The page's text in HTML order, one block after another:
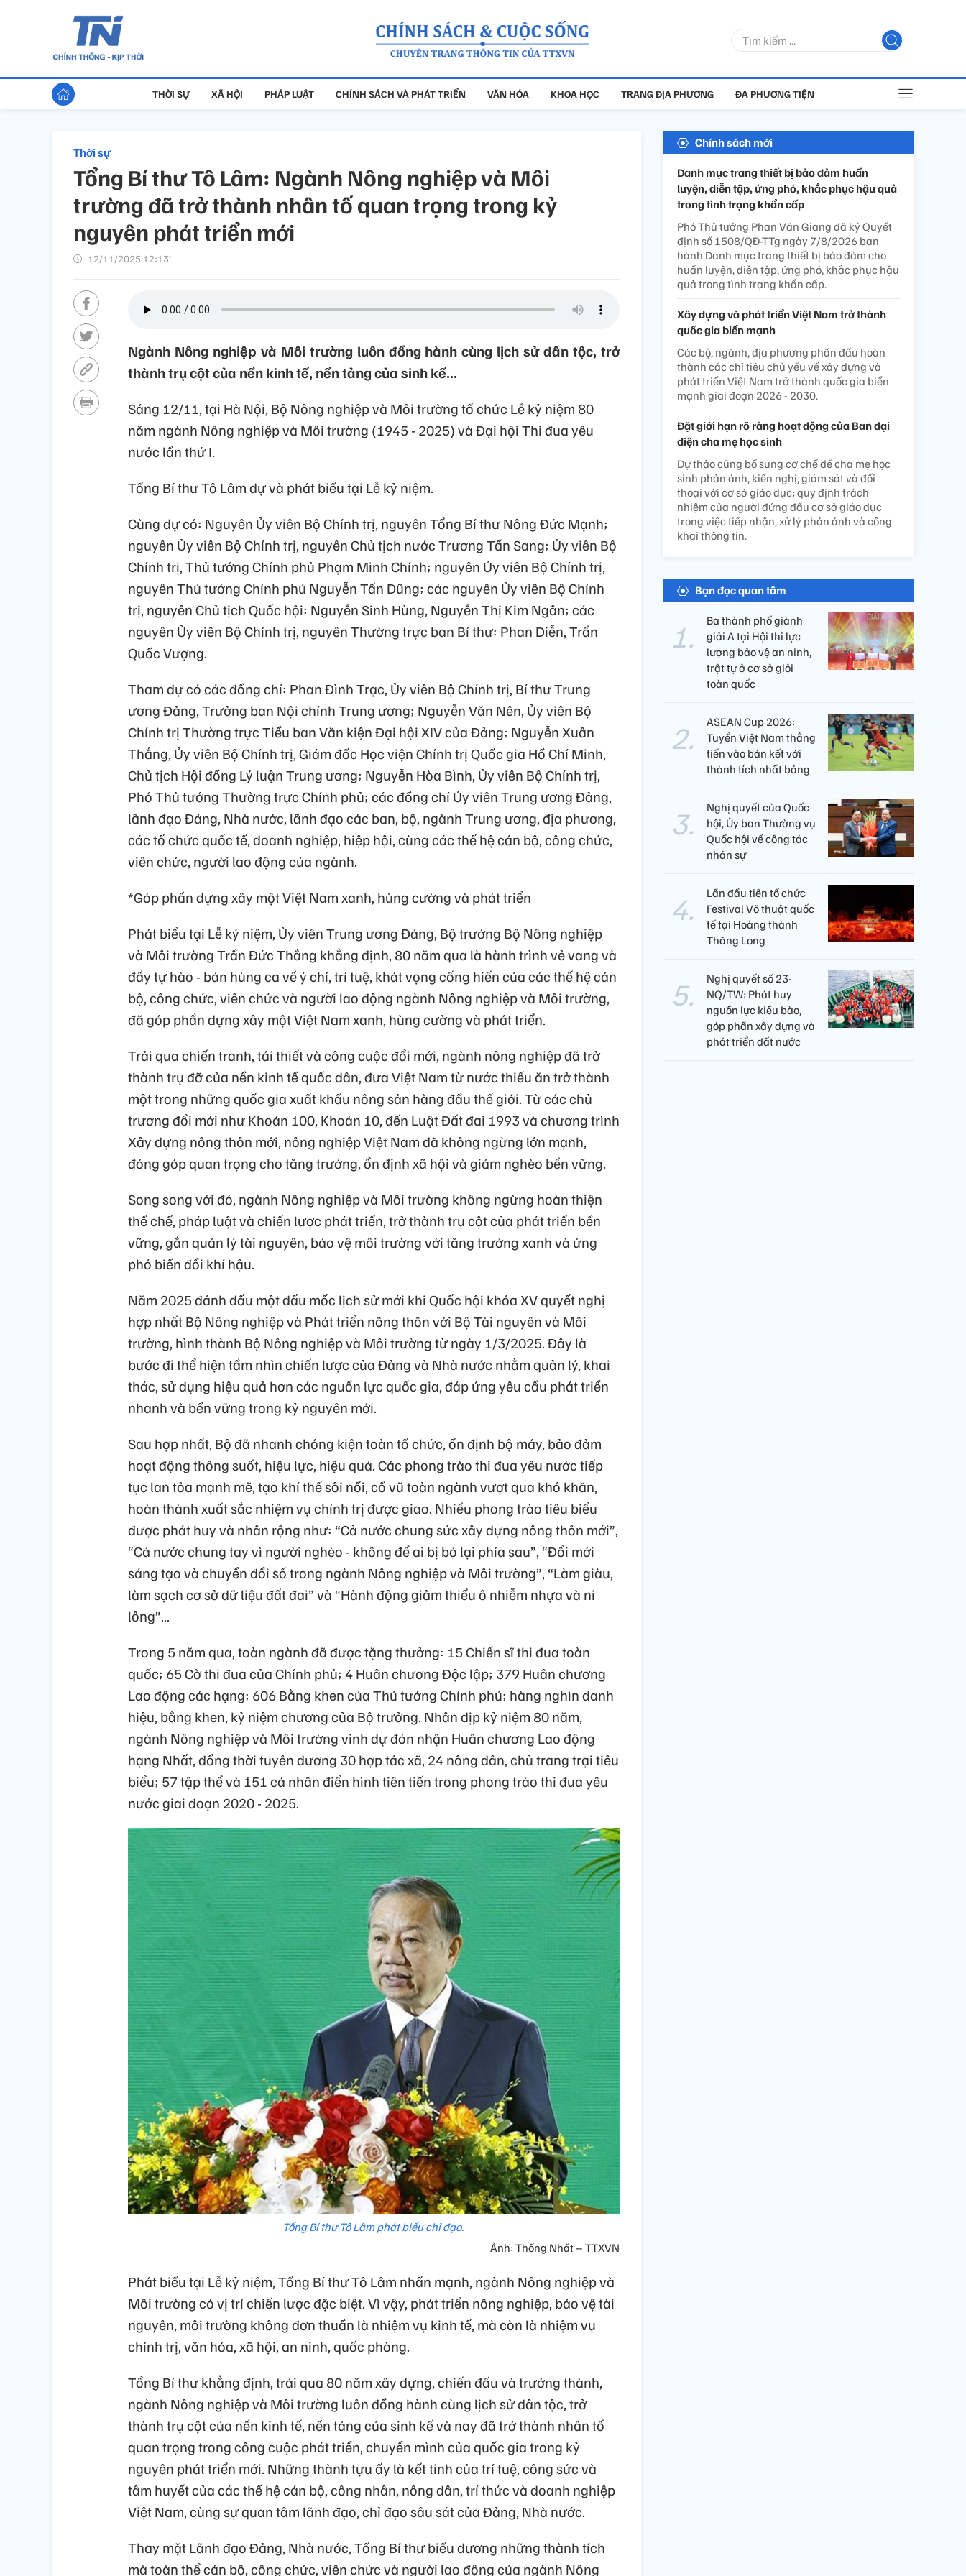
THỜI SỰ XÃ HỘI PHÁP LUẬT CHÍNH SÁCH VÀ PHÁT TRIỂN VĂN HÓA KHOA HỌC TRANG ĐỊA PHƯƠNG ĐA PHƯƠNG TIỆN
Thời sự
Tổng Bí thư Tô Lâm: Ngành Nông nghiệp và Môi
trường đã trở thành nhân tố quan trọng trong kỷ
nguyên phát triển mới
12/11/2025 12:13’
Ngành Nông nghiệp và Môi trường luôn đồng hành cùng lịch sử dân tộc, trở
thành trụ cột của nền kinh tế, nền tảng của sinh kế...
Sáng 12/11, tại Hà Nội, Bộ Nông nghiệp và Môi trường tổ chức Lễ kỷ niệm 80
năm ngành Nông nghiệp và Môi trường (1945 - 2025) và Đại hội Thi đua yêu
nước lần thứ I.
Tổng Bí thư Tô Lâm dự và phát biểu tại Lễ kỷ niệm.
Cùng dự có: Nguyên Ủy viên Bộ Chính trị, nguyên Tổng Bí thư Nông Đức Mạnh;
nguyên Ủy viên Bộ Chính trị, nguyên Chủ tịch nước Trương Tấn Sang; Ủy viên Bộ
Chính trị, Thủ tướng Chính phủ Phạm Minh Chính; nguyên Ủy viên Bộ Chính trị,
nguyên Thủ tướng Chính phủ Nguyễn Tấn Dũng; các nguyên Ủy viên Bộ Chính
trị, nguyên Chủ tịch Quốc hội: Nguyễn Sinh Hùng, Nguyễn Thị Kim Ngân; các
nguyên Ủy viên Bộ Chính trị, nguyên Thường trực ban Bí thư: Phan Diễn, Trần
Quốc Vượng.
Tham dự có các đồng chí: Phan Đình Trạc, Ủy viên Bộ Chính trị, Bí thư Trung
ương Đảng, Trưởng ban Nội chính Trung ương; Nguyễn Văn Nên, Ủy viên Bộ
Chính trị Thường trực Tiểu ban Văn kiện Đại hội XIV của Đảng; Nguyễn Xuân
Thắng, Ủy viên Bộ Chính trị, Giám đốc Học viện Chính trị Quốc gia Hồ Chí Minh,
Chủ tịch Hội đồng Lý luận Trung ương; Nguyễn Hòa Bình, Ủy viên Bộ Chính trị,
Phó Thủ tướng Thường trực Chính phủ; các đồng chí Ủy viên Trung ương Đảng,
lãnh đạo Đảng, Nhà nước, lãnh đạo các ban, bộ, ngành Trung ương, địa phương,
các tổ chức quốc tế, doanh nghiệp, hiệp hội, cùng các thế hệ cán bộ, công chức,
viên chức, người lao động của ngành.
*Góp phần dựng xây một Việt Nam xanh, hùng cường và phát triển
Phát biểu tại Lễ kỷ niệm, Ủy viên Trung ương Đảng, Bộ trưởng Bộ Nông nghiệp
và Môi trường Trần Đức Thắng khẳng định, 80 năm qua là hành trình vẻ vang và
đầy tự hào - bản hùng ca về ý chí, trí tuệ, khát vọng cống hiến của các thế hệ cán
bộ, công chức, viên chức và người lao động ngành Nông nghiệp và Môi trường,
đã góp phần dựng xây một Việt Nam xanh, hùng cường và phát triển.
Trải qua chiến tranh, tái thiết và công cuộc đổi mới, ngành nông nghiệp đã trở
thành trụ đỡ của nền kinh tế quốc dân, đưa Việt Nam từ nước thiếu ăn trở thành
một trong những quốc gia xuất khẩu nông sản hàng đầu thế giới. Từ các chủ
trương đổi mới như Khoán 100, Khoán 10, đến Luật Đất đai 1993 và chương trình
Xây dựng nông thôn mới, nông nghiệp Việt Nam đã không ngừng lớn mạnh,
đóng góp quan trọng cho tăng trưởng, ổn định xã hội và giảm nghèo bền vững.
Song song với đó, ngành Nông nghiệp và Môi trường không ngừng hoàn thiện
thể chế, pháp luật và chiến lược phát triển, trở thành trụ cột của phát triển bền
vững, gắn quản lý tài nguyên, bảo vệ môi trường với tăng trưởng xanh và ứng
phó biến đổi khí hậu.
Năm 2025 đánh dấu một dấu mốc lịch sử mới khi Quốc hội khóa XV quyết nghị
hợp nhất Bộ Nông nghiệp và Phát triển nông thôn với Bộ Tài nguyên và Môi
trường, hình thành Bộ Nông nghiệp và Môi trường từ ngày 1/3/2025. Đây là
bước đi thể hiện tầm nhìn chiến lược của Đảng và Nhà nước nhằm quản lý, khai
thác, sử dụng hiệu quả hơn các nguồn lực quốc gia, đáp ứng yêu cầu phát triển
nhanh và bền vững trong kỷ nguyên mới.
Sau hợp nhất, Bộ đã nhanh chóng kiện toàn tổ chức, ổn định bộ máy, bảo đảm
hoạt động thông suốt, hiệu lực, hiệu quả. Các phong trào thi đua yêu nước tiếp
tục lan tỏa mạnh mẽ, tạo khí thế sôi nổi, cổ vũ toàn ngành vượt qua khó khăn,
hoàn thành xuất sắc nhiệm vụ chính trị được giao. Nhiều phong trào tiêu biểu
được phát huy và nhân rộng như: “Cả nước chung sức xây dựng nông thôn mới”,
“Cả nước chung tay vì người nghèo - không để ai bị bỏ lại phía sau”, “Đổi mới
sáng tạo và chuyển đổi số trong ngành Nông nghiệp và Môi trường”, “Làm giàu,
làm sạch cơ sở dữ liệu đất đai” và “Hành động giảm thiểu ô nhiễm nhựa và ni
lông”…
Trong 5 năm qua, toàn ngành đã được tặng thưởng: 15 Chiến sĩ thi đua toàn
quốc; 65 Cờ thi đua của Chính phủ; 4 Huân chương Độc lập; 379 Huân chương
Lao động các hạng; 606 Bằng khen của Thủ tướng Chính phủ; hàng nghìn danh
hiệu, bằng khen, kỷ niệm chương của Bộ trưởng. Nhân dịp kỷ niệm 80 năm,
ngành Nông nghiệp và Môi trường vinh dự đón nhận Huân chương Lao động
hạng Nhất, đồng thời tuyên dương 30 hợp tác xã, 24 nông dân, chủ trang trại tiêu
biểu; 57 tập thể và 151 cá nhân điển hình tiên tiến trong phong trào thi đua yêu
nước giai đoạn 2020 - 2025.
Tổng Bí thư Tô Lâm phát biểu chỉ đạo.
Ảnh: Thống Nhất – TTXVN
Phát biểu tại Lễ kỷ niệm, Tổng Bí thư Tô Lâm nhấn mạnh, ngành Nông nghiệp và
Môi trường có vị trí chiến lược đặc biệt. Vì vậy, phát triển nông nghiệp, bảo vệ tài
nguyên, môi trường không đơn thuần là nhiệm vụ kinh tế, mà còn là nhiệm vụ
chính trị, văn hóa, xã hội, an ninh, quốc phòng.
Tổng Bí thư khẳng định, trải qua 80 năm xây dựng, chiến đấu và trưởng thành,
ngành Nông nghiệp và Môi trường luôn đồng hành cùng lịch sử dân tộc, trở
thành trụ cột của nền kinh tế, nền tảng của sinh kế và nay đã trở thành nhân tố
quan trọng trong công cuộc phát triển, chuyển mình của quốc gia trong kỷ
nguyên phát triển mới. Những thành tựu ấy là kết tinh của trí tuệ, công sức và
tâm huyết của các thế hệ cán bộ, công nhân, nông dân, trí thức và doanh nghiệp
Việt Nam, cùng sự quan tâm lãnh đạo, chỉ đạo sâu sát của Đảng, Nhà nước.
Thay mặt Lãnh đạo Đảng, Nhà nước, Tổng Bí thư biểu dương những thành tích
mà toàn thể cán bộ, công chức, viên chức và người lao động của ngành Nông
Chính sách mới
Danh mục trang thiết bị bảo đảm huấn
luyện, diễn tập, ứng phó, khắc phục hậu quả
trong tình trạng khẩn cấp
Phó Thủ tướng Phan Văn Giang đã ký Quyết
định số 1508/QĐ-TTg ngày 7/8/2026 ban
hành Danh mục trang thiết bị bảo đảm cho
huấn luyện, diễn tập, ứng phó, khắc phục hậu
quả trong tình trạng khẩn cấp.
Xây dựng và phát triển Việt Nam trở thành
quốc gia biển mạnh
Các bộ, ngành, địa phương phấn đấu hoàn
thành các chỉ tiêu chủ yếu về xây dựng và
phát triển Việt Nam trở thành quốc gia biển
mạnh giai đoạn 2026 - 2030.
Đặt giới hạn rõ ràng hoạt động của Ban đại
diện cha mẹ học sinh
Dự thảo cũng bổ sung cơ chế để cha mẹ học
sinh phản ánh, kiến nghị, giám sát và đối
thoại với cơ sở giáo dục; quy định trách
nhiệm của người đứng đầu cơ sở giáo dục
trong việc tiếp nhận, xử lý phản ánh và công
khai thông tin.
Bạn đọc quan tâm
Ba thành phố giành
giải A tại Hội thi lực
lượng bảo vệ an ninh,
trật tự ở cơ sở giỏi
toàn quốc
ASEAN Cup 2026:
Tuyển Việt Nam thẳng
tiến vào bán kết với
thành tích nhất bảng
Nghị quyết của Quốc
hội, Ủy ban Thường vụ
Quốc hội về công tác
nhân sự
Lần đầu tiên tổ chức
Festival Võ thuật quốc
tế tại Hoàng thành
Thăng Long
Nghị quyết số 23-
NQ/TW: Phát huy
nguồn lực kiều bào,
góp phần xây dựng và
phát triển đất nước